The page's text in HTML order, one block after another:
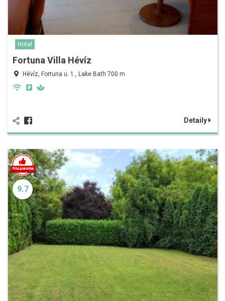
Hotel
Fortuna Villa Hévíz
Hévíz, Fortuna u. 1., Lake Bath 700 m
Detaily
9.7